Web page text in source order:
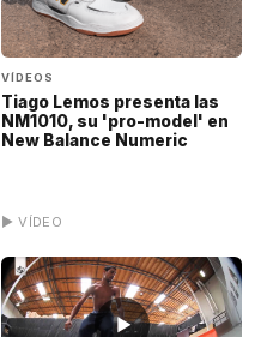
VÍDEOS
Tiago Lemos presenta las
NM1010, su 'pro-model' en
New Balance Numeric
▶ VÍDEO
▶